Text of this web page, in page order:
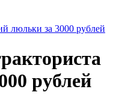
люльки за 3000 рублей
рублей